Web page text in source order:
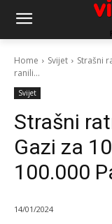
Home Svijet
Strašni
ranili...
Svijet
Strašni
Gazi za
100.000
14/01/2024